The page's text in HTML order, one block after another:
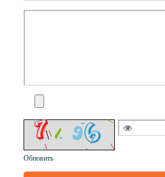
Обновить